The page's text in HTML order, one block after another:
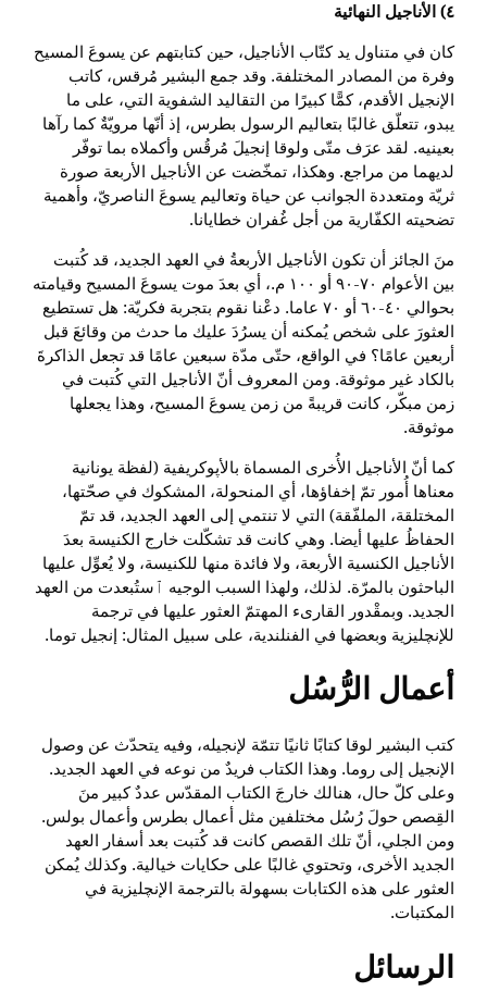
٤) الأناجيل النهائية
كان في متناول يد كتّاب الأناجيل، حين كتابتهم عن يسوعَ المسيح
وفرة من المصادر المختلفة. وقد جمع البشير مُرقس، كاتب
الإنجيل الأقدم، كمًّا كبيرًا من التقاليد الشفوية التي، على ما
يبدو، تتعلّق غالبًا بتعاليم الرسول بطرس، إذ أنّها مرويّةٌ كما رآها
بعينيه. لقد عرَف متّى ولوقا إنجيلَ مُرقُس وأكملاه بما توفّر
لديهما من مراجع. وهكذا، تمخّضت عن الأناجيل الأربعة صورة
ثريّة ومتعددة الجوانب عن حياة وتعاليم يسوعَ الناصريّ، وأهمية
تضحيته الكفّارية من أجل غُفران خطايانا.
منَ الجائز أن تكون الأناجيل الأربعةُ في العهد الجديد، قد كُتبت
بين الأعوام ٧٠-٩٠ أو ١٠٠ م.، أي بعدَ موت يسوعَ المسيح وقيامته
بحوالي ٤٠-٦٠ أو ٧٠ عاما. دعْنا نقوم بتجربة فكريّة: هل تستطيع
العثورَ على شخص يُمكنه أن يسرُدَ عليك ما حدث من وقائعَ قبل
أربعين عامًا؟ في الواقع، حتّى مدّة سبعين عامًا قد تجعل الذاكرةَ
بالكاد غير موثوقة. ومن المعروف أنّ الأناجيل التي كُتبت في
زمن مبكّر، كانت قريبةً من زمن يسوعَ المسيح، وهذا يجعلها
موثوقة.
كما أنّ الأناجيل الأُخرى المسماة بالأپوكريفية (لفظة يونانية
معناها أُمور تمّ إخفاؤها، أي المنحولة، المشكوك في صحّتها،
المختلقة، الملفّقة) التي لا تنتمي إلى العهد الجديد، قد تمّ
الحفاظُ عليها أيضا. وهي كانت قد تشكّلت خارج الكنيسة بعدَ
الأناجيل الكنسية الأربعة، ولا فائدة منها للكنيسة، ولا يُعوِّل عليها
الباحثون بالمرّة. لذلك، ولهذا السبب الوجيه ٱستُبعدت من العهد
الجديد. وبمقْدور القارىء المهتمّ العثور عليها في ترجمة
للإنچليزية وبعضها في الفنلندية، على سبيل المثال: إنجيل توما.
أعمال الرُّسُل
كتب البشير لوقا كتابًا ثانيًا تتمّة لإنجيله، وفيه يتحدّث عن وصول
الإنجيل إلى روما. وهذا الكتاب فريدٌ من نوعه في العهد الجديد.
وعلى كلّ حال، هنالك خارجَ الكتاب المقدّس عددٌ كبير منَ
القِصص حولَ رُسُل مختلفين مثل أعمال بطرس وأعمال بولس.
ومن الجلي، أنّ تلك القصص كانت قد كُتبت بعد أسفار العهد
الجديد الأخرى، وتحتوي غالبًا على حكايات خيالية. وكذلك يُمكن
العثور على هذه الكتابات بسهولة بالترجمة الإنچليزية في
المكتبات.
الرسائل